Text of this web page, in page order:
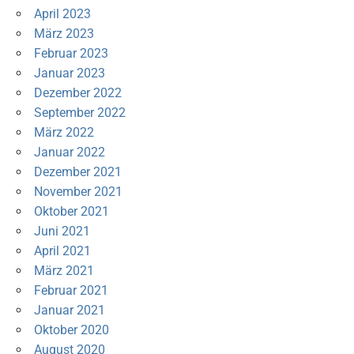
April 2023
März 2023
Februar 2023
Januar 2023
Dezember 2022
September 2022
März 2022
Januar 2022
Dezember 2021
November 2021
Oktober 2021
Juni 2021
April 2021
März 2021
Februar 2021
Januar 2021
Oktober 2020
August 2020